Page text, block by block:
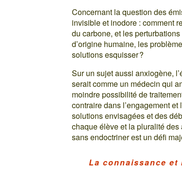
Concernant la question des
invisible et inodore : comment
du carbone, et les
d’origine humaine, les
solutions esquisser ?
Sur un sujet aussi anxiogène,
serait comme un médecin qui
moindre possibilité de
contraire dans l’engagement
solutions envisagées et des
chaque élève et la pluralité
sans endoctriner est un défi
La connaissance et